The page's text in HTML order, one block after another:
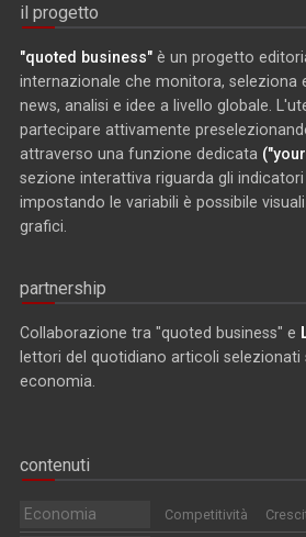
il progetto
"quoted business" è un progetto
internazionale che monitora, seleziona
news, analisi e idee a livello globale.
partecipare attivamente
attraverso una funzione dedicata
sezione interattiva riguarda gli
impostando le variabili è possibile
grafici.
partnership
Collaborazione tra "quoted business" e
lettori del quotidiano articoli selezionati
economia.
contenuti
Economia Competitività